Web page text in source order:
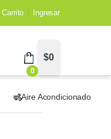
Carrito Ingresar
0
$0
Aire Acondicionado